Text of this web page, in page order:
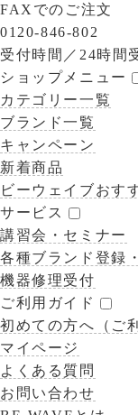
FAXでのご注文
0120-846-802
受付時間／ 24時間
ショップメニュー
カテゴリー一覧
ブランド一覧
キャンペーン
新着商品
ビーウェイブおす
サービス
講習会・セミナー
各種ブランド登録
機器修理受付
ご利用ガイド
初めての方へ（ご
マイページ
よくある質問
お問い合わせ